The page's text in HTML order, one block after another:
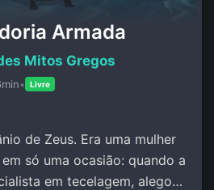
Armada
Mitos Gregos
• Livre
de Zeus. Era uma mulher
só uma ocasião: quando a
em tecelagem, alegou